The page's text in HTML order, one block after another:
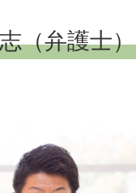
（弁護士）